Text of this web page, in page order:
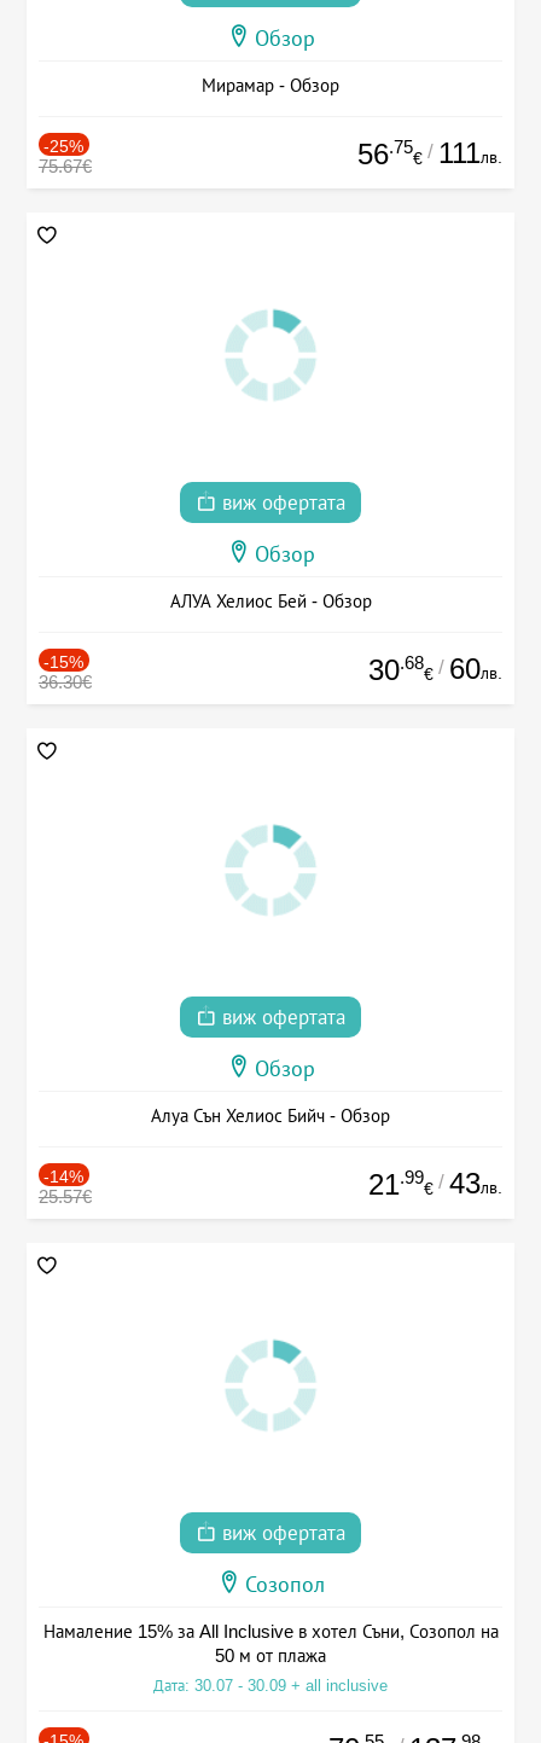
Обзор
Мирамар - Обзор
-25%
75.67€ 56.75
€ / 111лв.
виж офертата
Обзор
АЛУА Хелиос Бей - Обзор
-15%
36.30€ 30.68
€ / 60лв.
виж офертата
Обзор
Алуа Сън Хелиос Бийч - Обзор
-14%
25.57€ 21.99
€ / 43лв.
виж офертата
Созопол
Намаление 15% за All Inclusive в хотел Съни, Созопол на
50 м от плажа
Дата: 30.07 - 30.09 + all inclusive